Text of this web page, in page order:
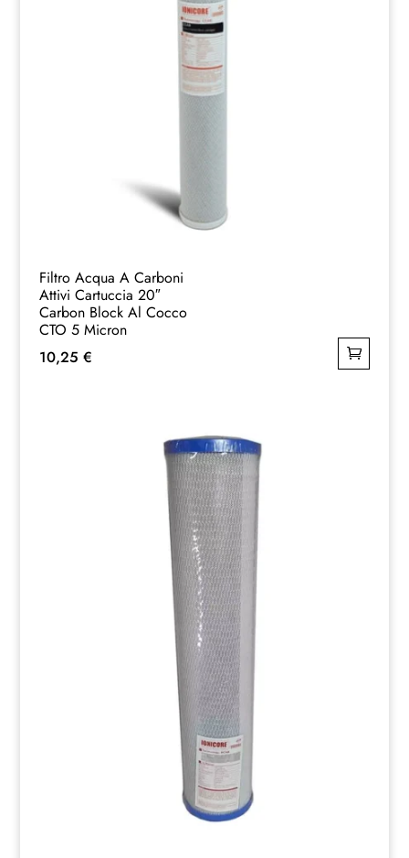
Filtro Acqua A Carboni
Attivi Cartuccia 20″
Carbon Block Al Cocco
CTO 5 Micron
10,25 €